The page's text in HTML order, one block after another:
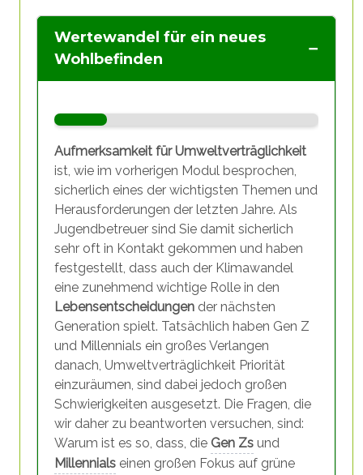
Wertewandel für ein neues
Wohlbefinden
Aufmerksamkeit für Umweltverträglichkeit
ist, wie im vorherigen Modul besprochen,
sicherlich eines der wichtigsten Themen und
Herausforderungen der letzten Jahre. Als
Jugendbetreuer sind Sie damit sicherlich
sehr oft in Kontakt gekommen und haben
festgestellt, dass auch der Klimawandel
eine zunehmend wichtige Rolle in den
Lebensentscheidungen der nächsten
Generation spielt. Tatsächlich haben Gen Z
und Millennials ein großes Verlangen
danach, Umweltverträglichkeit Priorität
einzuräumen, sind dabei jedoch großen
Schwierigkeiten ausgesetzt. Die Fragen, die
wir daher zu beantworten versuchen, sind:
Warum ist es so, dass, die Gen Zs und
Millennials einen großen Fokus auf grüne